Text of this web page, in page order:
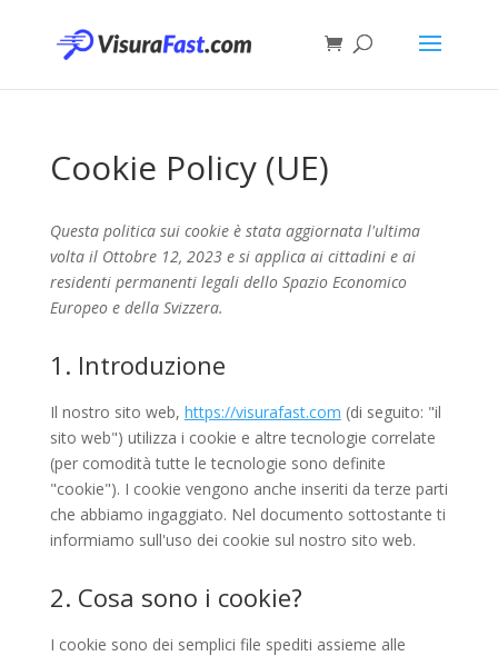
Cookie Policy (UE)
Questa politica sui cookie è stata aggiornata l'ultima
volta il Ottobre 12, 2023 e si applica ai cittadini e ai
residenti permanenti legali dello Spazio Economico
Europeo e della Svizzera.
1. Introduzione
Il nostro sito web, https://visurafast.com (di seguito: "il
sito web") utilizza i cookie e altre tecnologie correlate
(per comodità tutte le tecnologie sono definite
"cookie"). I cookie vengono anche inseriti da terze parti
che abbiamo ingaggiato. Nel documento sottostante ti
informiamo sull'uso dei cookie sul nostro sito web.
2. Cosa sono i cookie?
I cookie sono dei semplici file spediti assieme alle